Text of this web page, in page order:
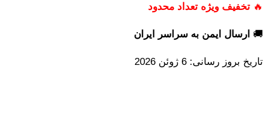
🔥 تخفیف ویژه تعداد محدود
🚚 ارسال ایمن به سراسر ایران
تاریخ بروز رسانی: 6 ژوئن 2026